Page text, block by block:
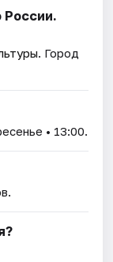
России.
. Город
• 13:00.